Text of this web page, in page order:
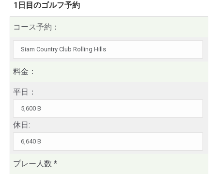
1日目のゴルフ予約
コース予約：
料金：
平日：
休日:
プレー人数 *